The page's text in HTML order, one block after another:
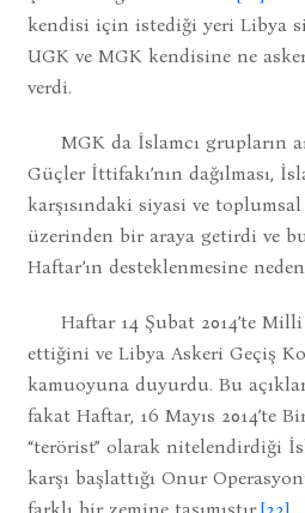
kendisi için istediği yeri Libya
UGK ve MGK kendisine ne
verdi.
MGK da İslamcı grupların
Güçler İttifakı’nın dağılması,
karşısındaki siyasi ve
üzerinden bir araya getirdi ve
Haftar’ın desteklenmesine
Haftar 14 Şubat 2014’te
ettiğini ve Libya Askeri Geçiş
kamuoyuna duyurdu. Bu
fakat Haftar, 16 Mayıs 2014’te
“terörist” olarak nitelendirdiği
karşı başlattığı Onur
farklı bir zemine taşımıştır.[22]